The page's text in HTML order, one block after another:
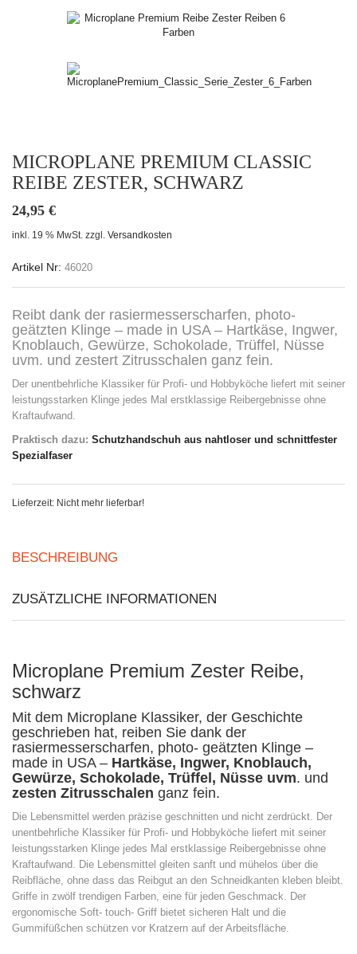
MICROPLANE PREMIUM CLASSIC
REIBE ZESTER, SCHWARZ
24,95 €
inkl. 19 % MwSt. zzgl. Versandkosten
Artikel Nr: 46020
Reibt dank der rasiermesserscharfen, photo-
geätzten Klinge – made in USA – Hartkäse, Ingwer,
Knoblauch, Gewürze, Schokolade, Trüffel, Nüsse
uvm. und zestert Zitrusschalen ganz fein.
Der unentbehrliche Klassiker für Profi- und Hobbyköche liefert mit seiner
leistungsstarken Klinge jedes Mal erstklassige Reibergebnisse ohne
Kraftaufwand.
Praktisch dazu: Schutzhandschuh aus nahtloser und schnittfester
Spezialfaser
Lieferzeit: Nicht mehr lieferbar!
BESCHREIBUNG
ZUSÄTZLICHE INFORMATIONEN
Microplane Premium Zester Reibe,
schwarz
Mit dem Microplane Klassiker, der Geschichte
geschrieben hat, reiben Sie dank der
rasiermesserscharfen, photo- geätzten Klinge –
made in USA – Hartkäse, Ingwer, Knoblauch,
Gewürze, Schokolade, Trüffel, Nüsse uvm. und
zesten Zitrusschalen ganz fein.
Die Lebensmittel werden präzise geschnitten und nicht zerdrückt. Der
unentbehrliche Klassiker für Profi- und Hobbyköche liefert mit seiner
leistungsstarken Klinge jedes Mal erstklassige Reibergebnisse ohne
Kraftaufwand. Die Lebensmittel gleiten sanft und mühelos über die
Reibfläche, ohne dass das Reibgut an den Schneidkanten kleben bleibt.
Griffe in zwölf trendigen Farben, eine für jeden Geschmack. Der
ergonomische Soft- touch- Griff bietet sicheren Halt und die
Gummifüßchen schützen vor Kratzern auf der Arbeitsfläche.